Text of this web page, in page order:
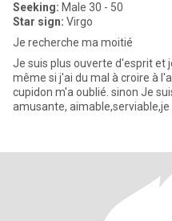
Seeking: Male 30 - 50
Star sign: Virgo
Je recherche ma moitié
Je suis plus ouverte d'esprit
même si j'ai du mal à croire à
cupidon m'a oublié. sinon Je
amusante,